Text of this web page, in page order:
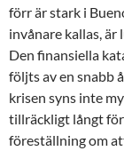
förr är stark i
invånare kallas,
Den finansiella
följts av en snabb
krisen syns inte
tillräckligt långt
föreställning om